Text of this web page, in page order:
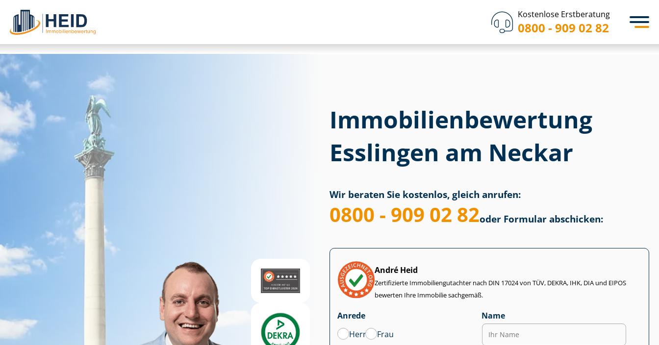
Kostenlose Erstberatung
0800 - 909 02 82
Immobilien­bewertung
Esslingen am Neckar
Wir beraten Sie kostenlos, gleich anrufen:
0800 - 909 02 82oder Formular abschicken:
André Heid
Zertifizierte Im­mo­bi­li­en­gut­ach­ter nach DIN 17024 von TÜV, DEKRA, IHK, DIA und EIPOS
bewerten Ihre Immobilie sachgemäß.
Anrede
Herr
Frau
Name